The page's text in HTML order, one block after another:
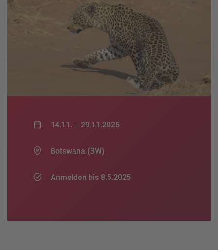
14.11. – 29.11.2025
Botswana (BW)
Anmelden bis 8.5.2025